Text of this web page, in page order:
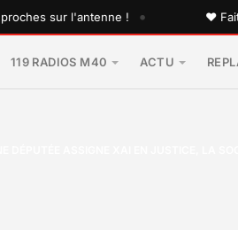
sur l'antenne ! • ♥ Faites
119 RADIOS M40 ACTU